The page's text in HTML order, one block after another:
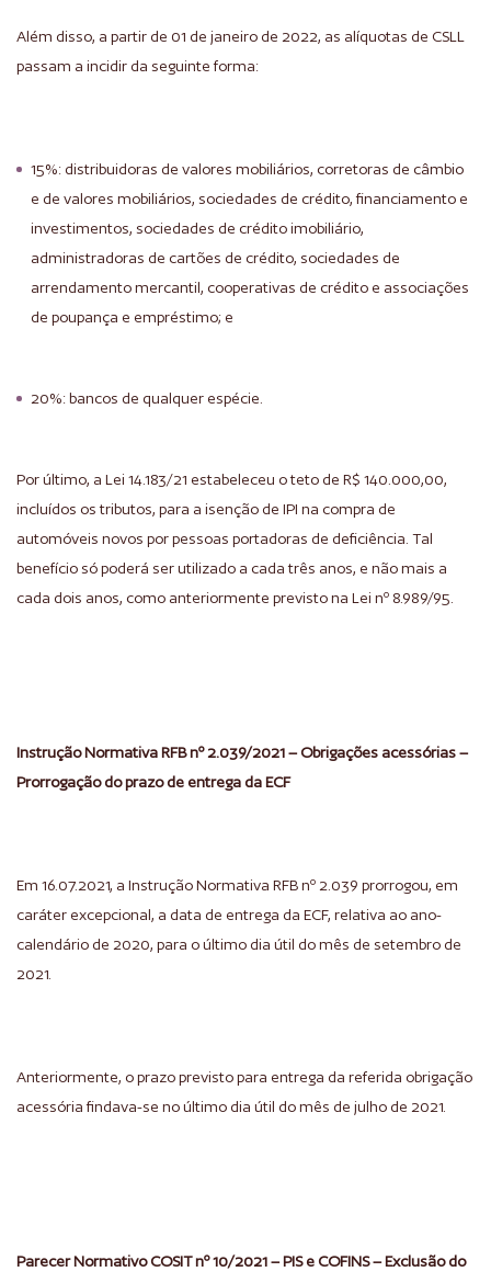
Além disso, a partir de 01 de janeiro de 2022, as alíquotas de CSLL
passam a incidir da seguinte forma:
15%: distribuidoras de valores mobiliários, corretoras de câmbio
e de valores mobiliários, sociedades de crédito, financiamento e
investimentos, sociedades de crédito imobiliário,
administradoras de cartões de crédito, sociedades de
arrendamento mercantil, cooperativas de crédito e associações
de poupança e empréstimo; e
20%: bancos de qualquer espécie.
Por último, a Lei 14.183/21 estabeleceu o teto de R$ 140.000,00,
incluídos os tributos, para a isenção de IPI na compra de
automóveis novos por pessoas portadoras de deficiência. Tal
benefício só poderá ser utilizado a cada três anos, e não mais a
cada dois anos, como anteriormente previsto na Lei nº 8.989/95.
Instrução Normativa RFB nº 2.039/2021 – Obrigações acessórias –
Prorrogação do prazo de entrega da ECF
Em 16.07.2021, a Instrução Normativa RFB nº 2.039 prorrogou, em
caráter excepcional, a data de entrega da ECF, relativa ao ano-
calendário de 2020, para o último dia útil do mês de setembro de
2021.
Anteriormente, o prazo previsto para entrega da referida obrigação
acessória findava-se no último dia útil do mês de julho de 2021.
Parecer Normativo COSIT nº 10/2021 – PIS e COFINS – Exclusão do